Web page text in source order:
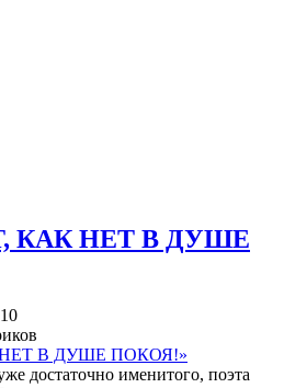
КАК НЕТ В ДУШЕ
достаточно именитого, поэта